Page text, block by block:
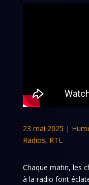
23 mai 2025 |
Radios, RTL
Chaque matin, les
à la radio font